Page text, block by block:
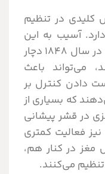
کلیدی در تنظیم
آسیب به این
ناحیه، مانند مورد فینیس گیج که در سال ۱۸۴۸ دچار
می‌تواند باعث
دادن کنترل بر
که بسیاری از
در قشر پیشانی
فعالیت کمتری
مغز در کنار هم،
می‌کنند.